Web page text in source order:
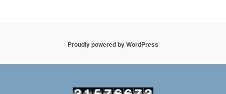
Proudly powered by WordPress